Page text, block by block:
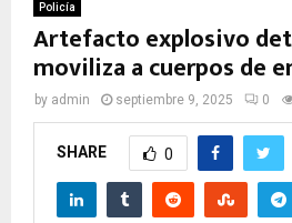
Policía
Artefacto explosivo
moviliza a cuerpos de
by admin septiembre 9, 2025 0
SHARE 0